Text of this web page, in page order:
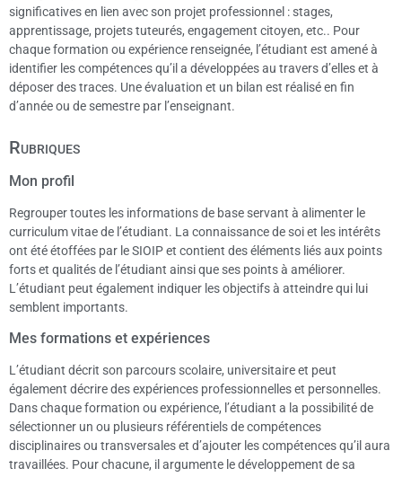
significatives en lien avec son projet professionnel : stages,
apprentissage, projets tuteurés, engagement citoyen, etc.. Pour
chaque formation ou expérience renseignée, l’étudiant est amené à
identifier les compétences qu’il a développées au travers d’elles et à
déposer des traces. Une évaluation et un bilan est réalisé en fin
d’année ou de semestre par l’enseignant.
Rubriques
Mon profil
Regrouper toutes les informations de base servant à alimenter le
curriculum vitae de l’étudiant. La connaissance de soi et les intérêts
ont été étoffées par le SIOIP et contient des éléments liés aux points
forts et qualités de l’étudiant ainsi que ses points à améliorer.
L’étudiant peut également indiquer les objectifs à atteindre qui lui
semblent importants.
Mes formations et expériences
L’étudiant décrit son parcours scolaire, universitaire et peut
également décrire des expériences professionnelles et personnelles.
Dans chaque formation ou expérience, l’étudiant a la possibilité de
sélectionner un ou plusieurs référentiels de compétences
disciplinaires ou transversales et d’ajouter les compétences qu’il aura
travaillées. Pour chacune, il argumente le développement de sa